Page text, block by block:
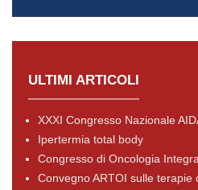
ULTIMI ARTICOLI
XXXI Congresso Nazionale
Ipertermia total body
Congresso di Oncologia
Convegno ARTOI sulle terapie